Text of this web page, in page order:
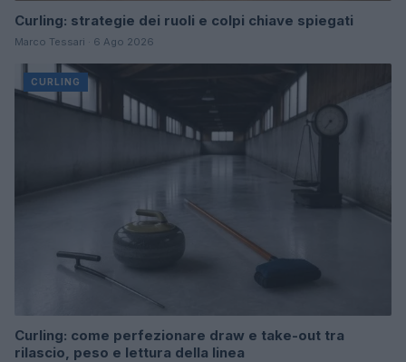
Curling: strategie dei ruoli e colpi chiave spiegati
Marco Tessari · 6 Ago 2026
CURLING
Curling: come perfezionare draw e take-out tra
rilascio, peso e lettura della linea